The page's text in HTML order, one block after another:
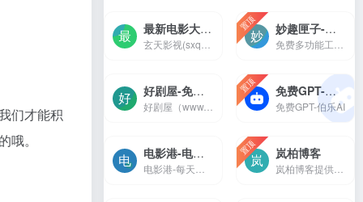
们才能积
。
最新电影大片 – 高清播播影院 – 最新好看的电视剧免费在线观看 _ 玄天影视-玄天影视(sxqsgd.com)提供最全的最新电影大片，最热电视剧，韩国电视剧、香港TVB电视剧、韩剧、日剧、美剧、综艺、动漫的在线观看，无需下载任何播放器即可在线免费观看，每天第一时间更新，欢迎影迷到玄天 置顶 妙趣匣子-多功能集合的工具箱应用
好剧屋-免费电视剧、电影在线手机观看-好剧屋（www.zzyhhj.com）是一个免费手机在线观看，涵盖大量免费的短剧、VIP电视剧资源、最新上映大片、好看的综艺节目及动漫视频，是一个播放速度快，不卡顿的高清在线影院。
好剧屋（www.zzyhhj.com）是一个免费手机在线观看，涵盖大量免费的短剧、VIP电视剧资源、最新上映大片、好看的综艺节目及动漫视频，是一个播放速度快，不卡顿的高清在线影院。
置顶 免费GPT-伯乐AI
免费GPT-伯乐AI
电影港-电影港-每天搜集最新的电影，高清电影，720p高清电影，1080p高清电影，2160p高清电影的免费下载。专注于高清电影的下载服务。 置顶 岚柏博客